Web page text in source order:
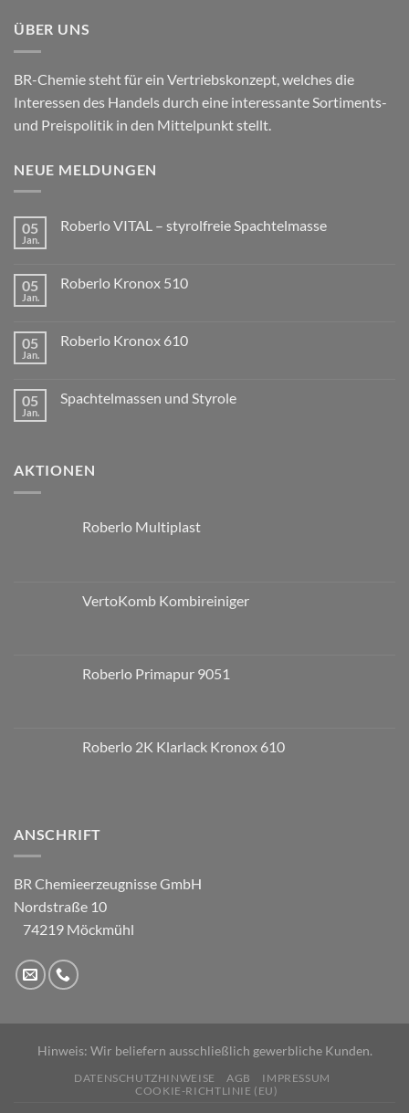
ÜBER UNS
BR-Chemie steht für ein Vertriebskonzept, welches die
Interessen des Handels durch eine interessante Sortiments-
und Preispolitik in den Mittelpunkt stellt.
NEUE MELDUNGEN
05
Jan.
Roberlo VITAL – styrolfreie Spachtelmasse
05
Jan.
Roberlo Kronox 510
05
Jan.
Roberlo Kronox 610
05
Jan.
Spachtelmassen und Styrole
AKTIONEN
Roberlo Multiplast
VertoKomb Kombireiniger
Roberlo Primapur 9051
Roberlo 2K Klarlack Kronox 610
ANSCHRIFT
BR Chemieerzeugnisse GmbH
Nordstraße 10
74219 Möckmühl
Hinweis: Wir beliefern ausschließlich gewerbliche Kunden.
DATENSCHUTZHINWEISE AGB
IMPRESSUM
COOKIE-RICHTLINIE (EU)